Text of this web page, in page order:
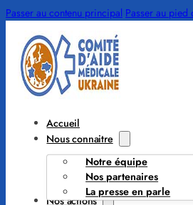
Passer au contenu principal Passer au pied
Accueil
Nous connaitre
Notre équipe
Nos partenaires
La presse en parle
Nos actions